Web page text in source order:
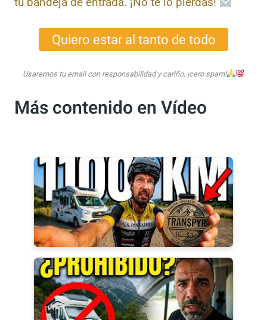
Consejos, guías y novedades
directamente en tu bandeja de entrada. ¡No
te lo pierdas!
Más contenido en Vídeo